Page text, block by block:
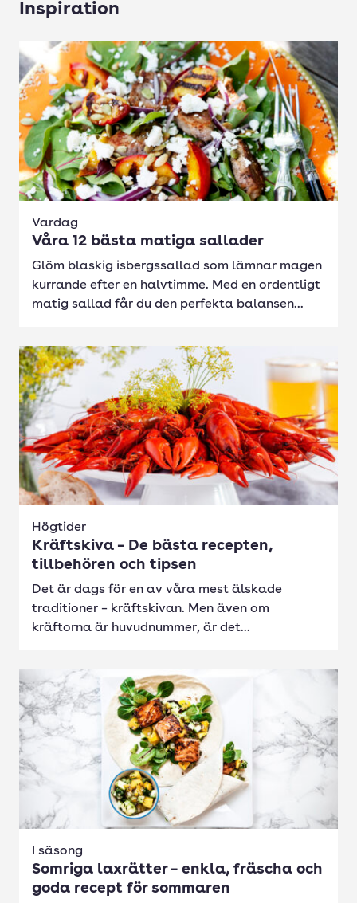
Inspiration
Vardag
Våra 12 bästa matiga sallader
Glöm blaskig isbergssallad som lämnar magen
kurrande efter en halvtimme. Med en ordentligt
matig sallad får du den perfekta balansen...
Högtider
Kräftskiva – De bästa recepten,
tillbehören och tipsen
Det är dags för en av våra mest älskade
traditioner – kräftskivan. Men även om
kräftorna är huvudnummer, är det...
I säsong
Somriga laxrätter – enkla, fräscha och
goda recept för sommaren